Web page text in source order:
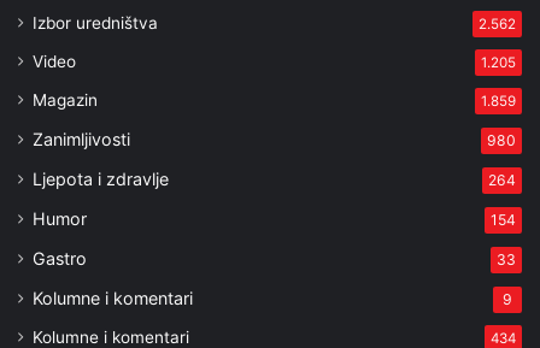
Izbor uredništva 2.562
Video 1.205
Magazin 1.859
Zanimljivosti 980
Ljepota i zdravlje 264
Humor 154
Gastro 33
Kolumne i komentari 9
Kolumne i komentari 434